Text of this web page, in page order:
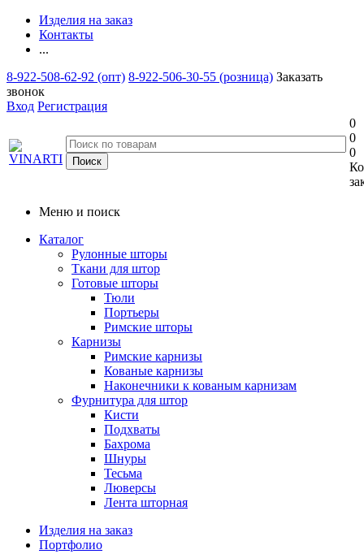
Изделия на заказ
Контакты
...
8-922-508-62-92 (опт) 8-922-506-30-55 (розница) Заказать
звонок
Вход Регистрация
0
0
0
Меню и поиск
Каталог
Рулонные шторы
Ткани для штор
Готовые шторы
Тюли
Портьеры
Римские шторы
Карнизы
Римские карнизы
Кованые карнизы
Наконечники к кованым карнизам
Фурнитура для штор
Кисти
Подхваты
Бахрома
Шнуры
Тесьма
Люверсы
Лента шторная
Изделия на заказ
Портфолио